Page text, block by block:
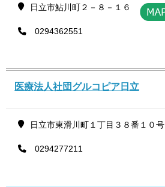
日立市鮎川町２－８－１６
0294362551
医療法人社団グルコピア日立
日立市東滑川町１丁目３８番１０号
0294277211